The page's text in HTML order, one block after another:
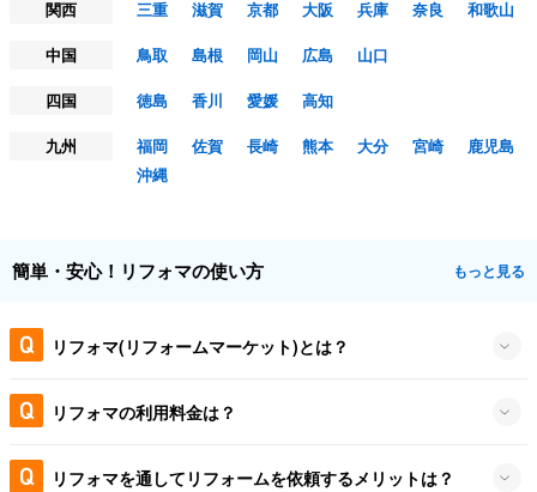
関西
三重 滋賀 京都 大阪 兵庫 奈良
和歌山
中国
鳥取 島根 岡山 広島
山口
四国
徳島 香川 愛媛
高知
九州
福岡 佐賀 長崎 熊本 大分 宮崎
鹿児島
沖縄
簡単・安心！リフォマの使い方 もっと見る
リフォマ(リフォームマーケット)とは？
リフォマの利用料金は？
リフォマを通してリフォームを依頼するメリットは？